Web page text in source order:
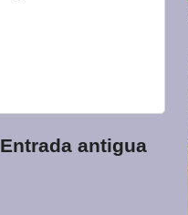
Entrada antigua